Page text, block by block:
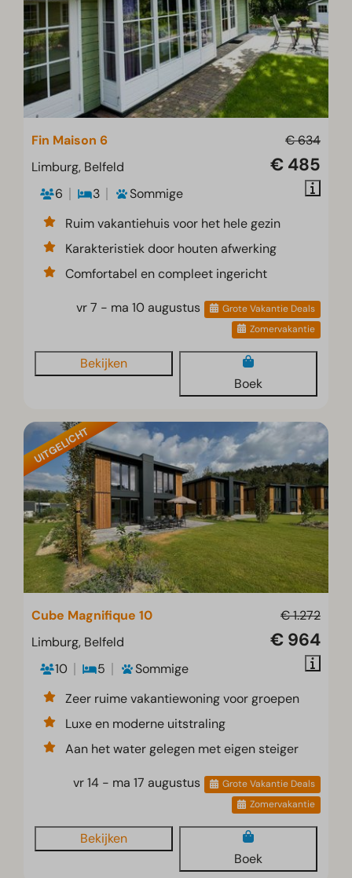
€ 634
€ 485
Fin Maison 6
Limburg, Belfeld
6
3
Sommige
Ruim vakantiehuis voor het hele gezin
Karakteristiek door houten afwerking
Comfortabel en compleet ingericht
vr 7 - ma 10 augustus
Grote Vakantie Deals
Zomervakantie
Bekijken
Boek
UITGELICHT
€ 1.272
€ 964
Cube Magnifique 10
Limburg, Belfeld
10
5
Sommige
Zeer ruime vakantiewoning voor groepen
Luxe en moderne uitstraling
Aan het water gelegen met eigen steiger
vr 14 - ma 17 augustus
Grote Vakantie Deals
Zomervakantie
Bekijken
Boek